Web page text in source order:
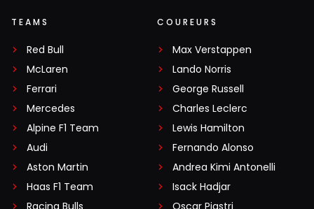
TEAMS
Red Bull
McLaren
Ferrari
Mercedes
Alpine F1 Team
Audi
Aston Martin
Haas F1 Team
Racing Bulls
COUREURS
Max Verstappen
Lando Norris
George Russell
Charles Leclerc
Lewis Hamilton
Fernando Alonso
Andrea Kimi Antonelli
Isack Hadjar
Oscar Piastri